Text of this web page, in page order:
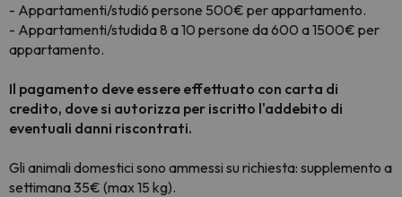
- Appartamenti/studi6 persone 500€ per appartamento.
- Appartamenti/studida 8 a 10 persone da 600 a 1500€ per
appartamento.
Il pagamento deve essere effettuato con carta di
credito, dove si autorizza per iscritto l'addebito di
eventuali danni riscontrati.
Gli animali domestici sono ammessi su richiesta: supplemento a
settimana 35€ (max 15 kg).